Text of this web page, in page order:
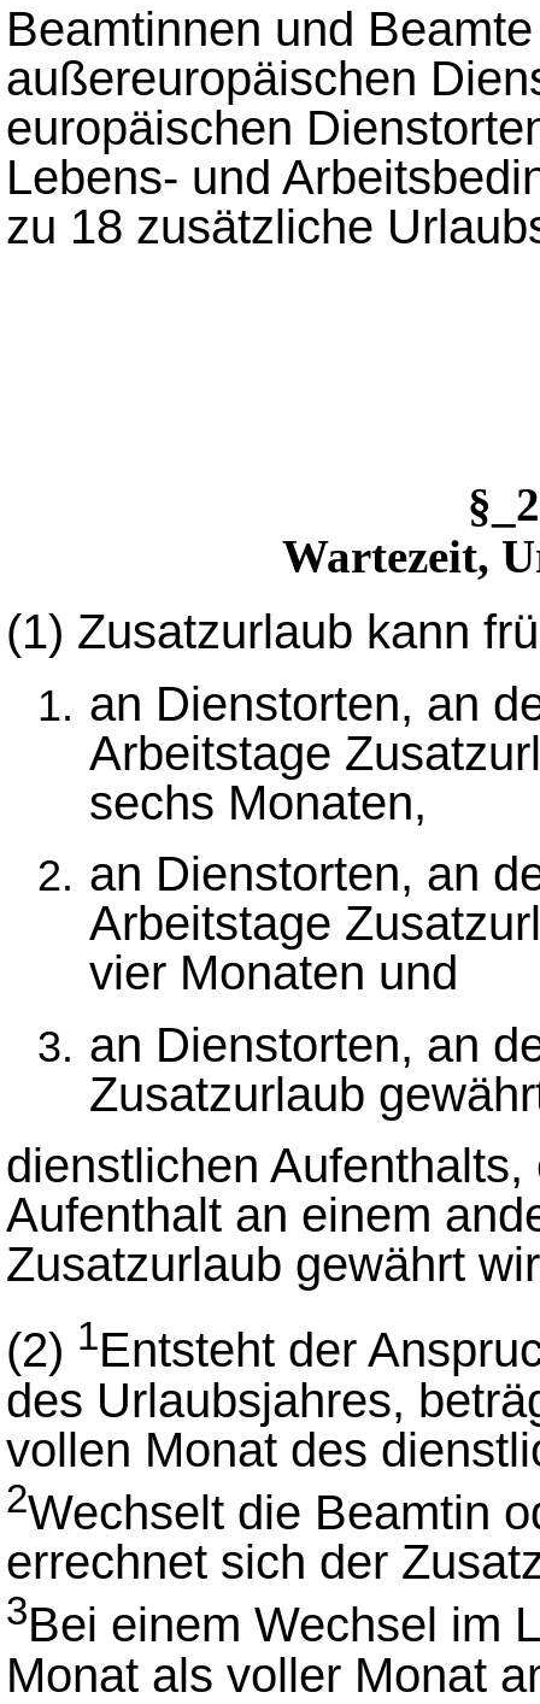
Beamtinnen und
außereuropäischen
europäischen
Lebens- und
zu 18 zusätzliche
Wartezeit,
(1) Zusatzurlaub kann
an Dienstorten, an
Arbeitstage
sechs Monaten,
an Dienstorten, an
Arbeitstage
vier Monaten und
an Dienstorten, an
Zusatzurlaub
dienstlichen
Aufenthalt an einem
Zusatzurlaub gewährt
(2) 1Entsteht der
des Urlaubsjahres,
vollen Monat des
2Wechselt die Beamtin
errechnet sich der
3Bei einem Wechsel im
Monat als voller Monat